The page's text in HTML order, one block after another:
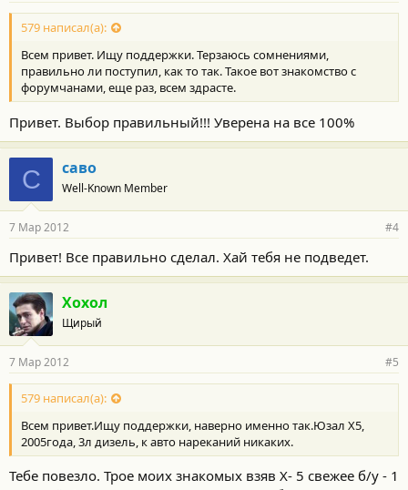
579 написал(а):
Всем привет. Ищу поддержки. Терзаюсь сомнениями,
правильно ли поступил, как то так. Такое вот знакомство с
форумчанами, еще раз, всем здрасте.
Привет. Выбор правильный!!! Уверена на все 100%
С саво
Well-Known Member
7 Мар 2012 #4
Привет! Все правильно сделал. Хай тебя не подведет.
Хохол
Щирый
7 Мар 2012 #5
579 написал(а):
Всем привет.Ищу поддержки, наверно именно так.Юзал Х5,
2005года, 3л дизель, к авто нареканий никаких.
Тебе повезло. Трое моих знакомых взяв Х- 5 свежее б/у - 1